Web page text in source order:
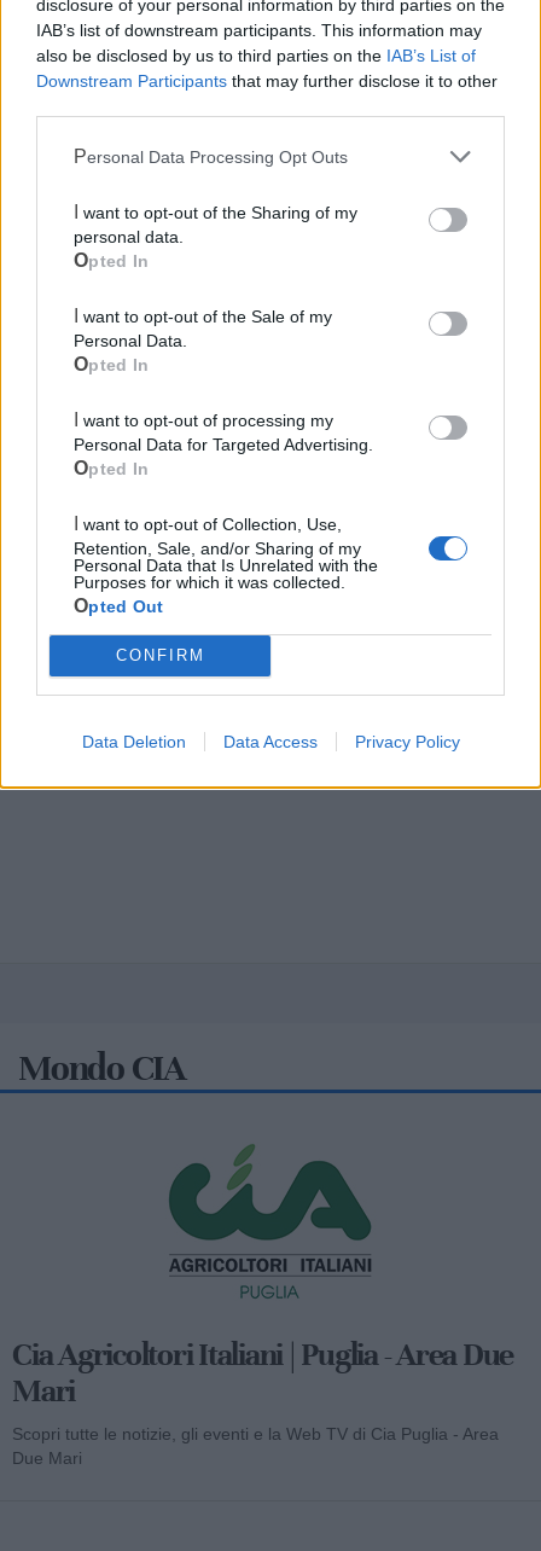
disclosure of your personal information by third parties on the
IAB’s list of downstream participants. This information may
also be disclosed by us to third parties on the IAB’s List of
Downstream Participants that may further disclose it to other
Personal Data Processing Opt Outs
personal data.
Opted In
Personal Data.
Opted In
Personal Data for Targeted Advertising.
Opted In
Retention, Sale, and/or Sharing of my
Personal Data that Is Unrelated with the
Purposes for which it was collected.
Opted Out
CONFIRM
Data Deletion Data Access Privacy Policy
Farmacia di turno
Cimitero
Canile
Ecocentro e rifiuti
LE INFO UTILI DI CASTELLANETA
Mondo CIA
Cia Agricoltori Italiani | Puglia - Area Due
Mari
Scopri tutte le notizie, gli eventi e la Web TV di Cia Puglia - Area
Due Mari